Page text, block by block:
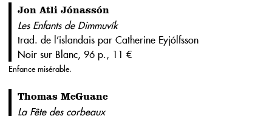
Jon Atli Jónassón
Les Enfants de Dimmuvík
trad. de l’islandais par Catherine Eyjólfsson
Noir sur Blanc, 96 p., 11 €
Enfance misérable.
Thomas McGuane
La Fête des corbeaux